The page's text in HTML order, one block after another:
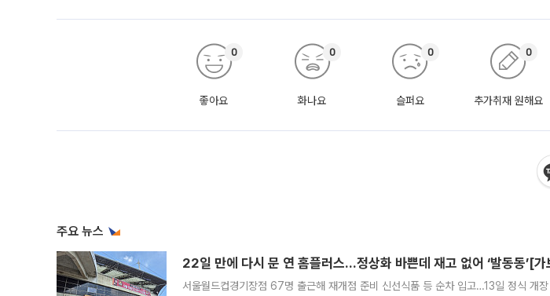
좋아요
0
화나요
0
슬퍼요
0
추가취재 원해요
0
주요 뉴스
22일 만에 다시 문 연 홈플러스…정상화 바쁜데 재고 없어 ‘발동동’[가
서울월드컵경기장점 67명 출근해 재개점 준비 신선식품 등 순차 입고…13일 정식 개